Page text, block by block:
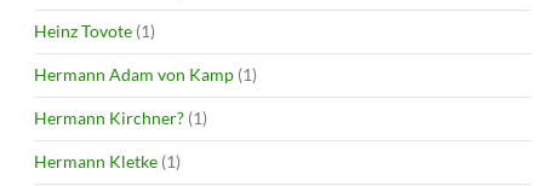
Heinz Tovote (1)
Hermann Adam von Kamp (1)
Hermann Kirchner? (1)
Hermann Kletke (1)